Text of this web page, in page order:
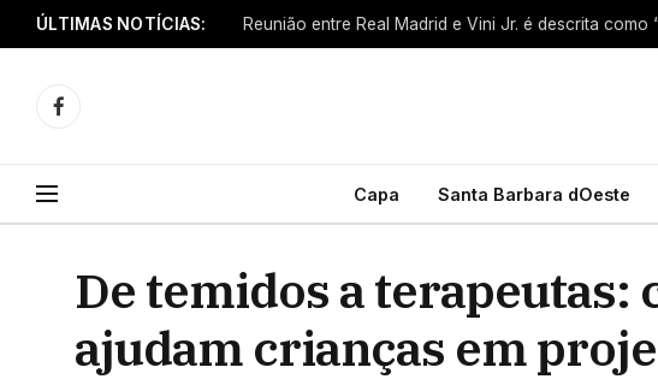
ÚLTIMAS NOTÍCIAS: Reunião entre Real Madrid e Vini Jr. é descrita como
Facebook
Capa Santa Barbara dOeste
De temidos a terapeutas:
ajudam crianças em